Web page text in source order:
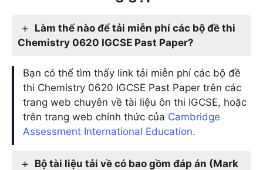
Làm thế nào để tải miễn phí các bộ đề thi
Chemistry 0620 IGCSE Past Paper?
Bạn có thể tìm thấy link tải miễn phí các bộ đề
thi Chemistry 0620 IGCSE Past Paper trên các
trang web chuyên về tài liệu ôn thi IGCSE, hoặc
trên trang web chính thức của Cambridge
Assessment International Education.
Bộ tài liệu tải về có bao gồm đáp án (Mark